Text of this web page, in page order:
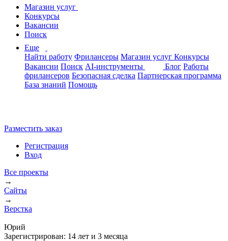
Магазин услуг
Конкурсы
Вакансии
Поиск
Еще
Найти работу Фрилансеры Магазин услуг Конкурсы
Вакансии Поиск AI-инструменты Блог Работы
фрилансеров Безопасная сделка Партнерская программа
База знаний Помощь
Разместить заказ
Регистрация
Вход
Все проекты
→
Сайты
→
Верстка
Юрий
Зарегистрирован: 14 лет и 3 месяца